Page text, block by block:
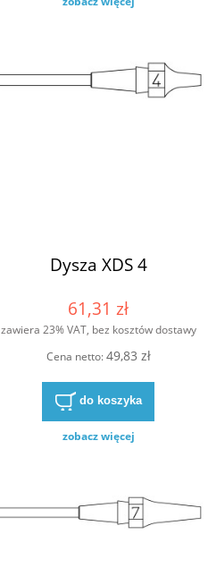
Dysza XDS 4
61,31 zł
zawiera 23% VAT, bez kosztów dostawy
Cena netto:49,83 zł
do koszyka
zobacz więcej